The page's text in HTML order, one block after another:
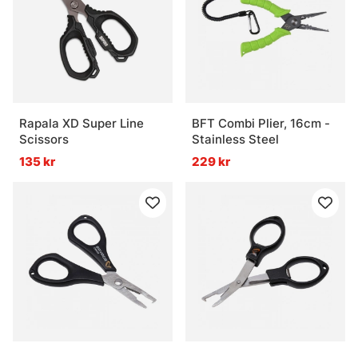
Rapala XD Super Line
Scissors
135 kr
BFT Combi Plier, 16cm -
Stainless Steel
229 kr